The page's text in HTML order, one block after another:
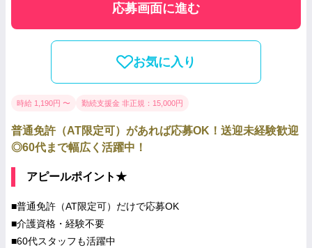
応募画面に進む
お気に入り
時給 1,190円 〜 勤続支援金 非正規：15,000円
普通免許（AT限定可）があれば応募OK！送迎未経験歓迎
◎60代まで幅広く活躍中！
アピールポイント★
■普通免許（AT限定可）だけで応募OK
■介護資格・経験不要
■60代スタッフも活躍中